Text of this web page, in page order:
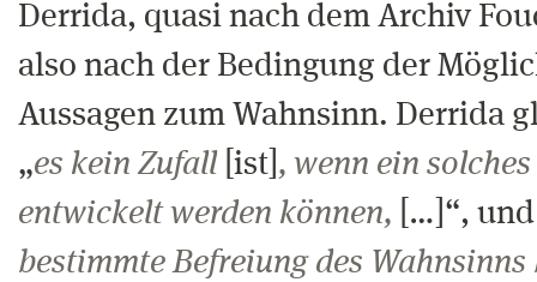
Derrida, quasi nach dem Archiv
also nach der Bedingung der
Aussagen zum Wahnsinn. Derrida
„es kein Zufall [ist] , wenn ein
entwickelt werden können,
[…]“,
bestimmte Befreiung des Wahnsinns